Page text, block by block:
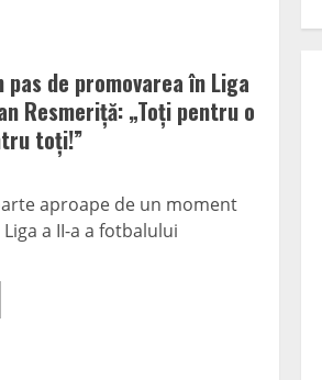
de promovarea în Liga
Resmeriță: „Toți pentru o
toți!”
aproape de un moment
a II-a a fotbalului